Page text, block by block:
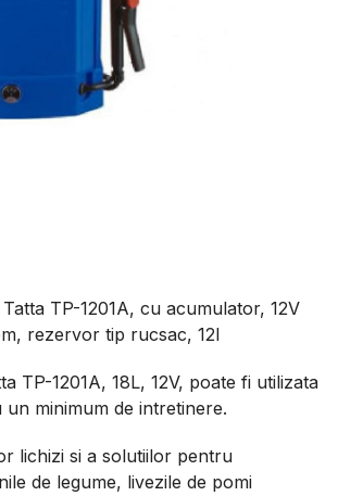
TP-1201A, cu acumulator, 12V
rezervor tip rucsac, 12l
TP-1201A, 18L, 12V, poate fi utilizata
minimum de intretinere.
lichizi si a solutiilor pentru
de legume, livezile de pomi